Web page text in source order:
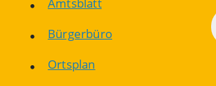
Bürgerbüro
Ortsplan